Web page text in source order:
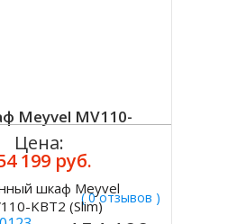
Meyvel MV110-
( 0 отзывов )
Цена:
199 руб.
шкаф Meyvel
KBT2 (Slim)